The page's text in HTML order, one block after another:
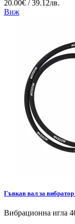
20.00€ / 39.12лв.
Виж
Гъвкав вал за
Вибрационна игла